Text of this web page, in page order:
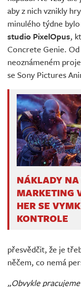
aby z nich vznikly
minulého týdne
studio PixelOpus,
Concrete Genie.
neoznámeném
se Sony Pictures
NÁKLADY
MARKETING
HER SE
KONTROLE
přesvědčit, že je
něčem, co nemá
„Obvykle